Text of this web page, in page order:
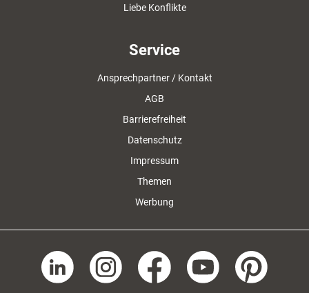
Liebe Konflikte
Service
Ansprechpartner / Kontakt
AGB
Barrierefreiheit
Datenschutz
Impressum
Themen
Werbung